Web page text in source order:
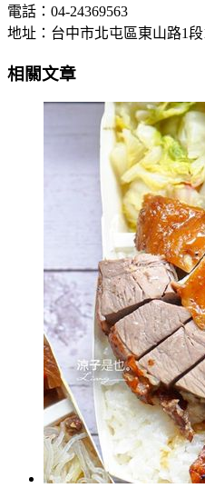
電話：04-24369563
地址：台中市北屯區東山路1段
相關文章